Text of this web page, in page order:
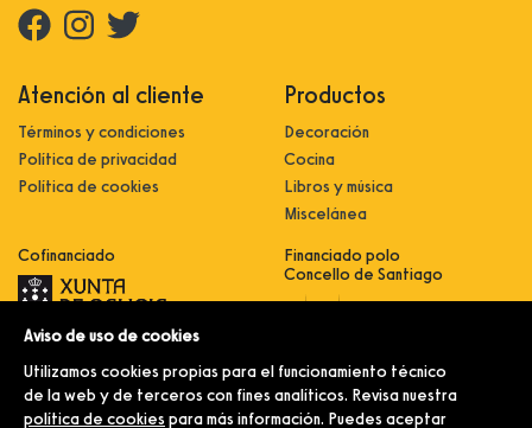
Atención al cliente
Términos y condiciones
Política de privacidad
Política de cookies
Productos
Decoración
Cocina
Libros y música
Miscelánea
Cofinanciado
Innovación, dixitalización e
comercialización e expansión do
sector comercial e artesanal
Implantación e pulo da estratexia
Financiado polo
Concello de Santiago
Aviso de uso de cookies
Utilizamos cookies propias para el funcionamiento técnico
de la web y de terceros con fines analíticos. Revisa nuestra
política de cookies para más información. Puedes aceptar